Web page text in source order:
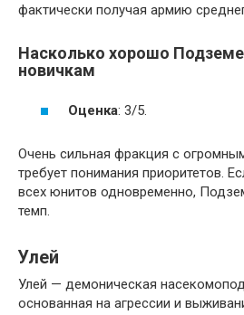
фактически получая армию
Насколько хорошо
новичкам
Оценка: 3/5.
Очень сильная фракция с
требует понимания приоритетов.
всех юнитов одновременно,
темп.
Улей
Улей — демоническая
основанная на агрессии и